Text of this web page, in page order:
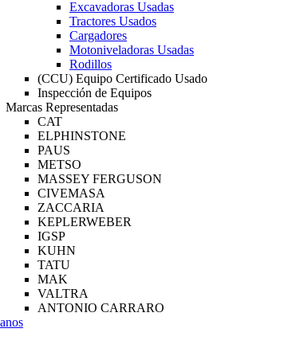
Excavadoras Usadas
Tractores Usados
Cargadores
Motoniveladoras Usadas
Rodillos
(CCU) Equipo Certificado Usado
Inspección de Equipos
Marcas Representadas
CAT
ELPHINSTONE
PAUS
METSO
MASSEY FERGUSON
CIVEMASA
ZACCARIA
KEPLERWEBER
IGSP
KUHN
TATU
MAK
VALTRA
ANTONIO CARRARO